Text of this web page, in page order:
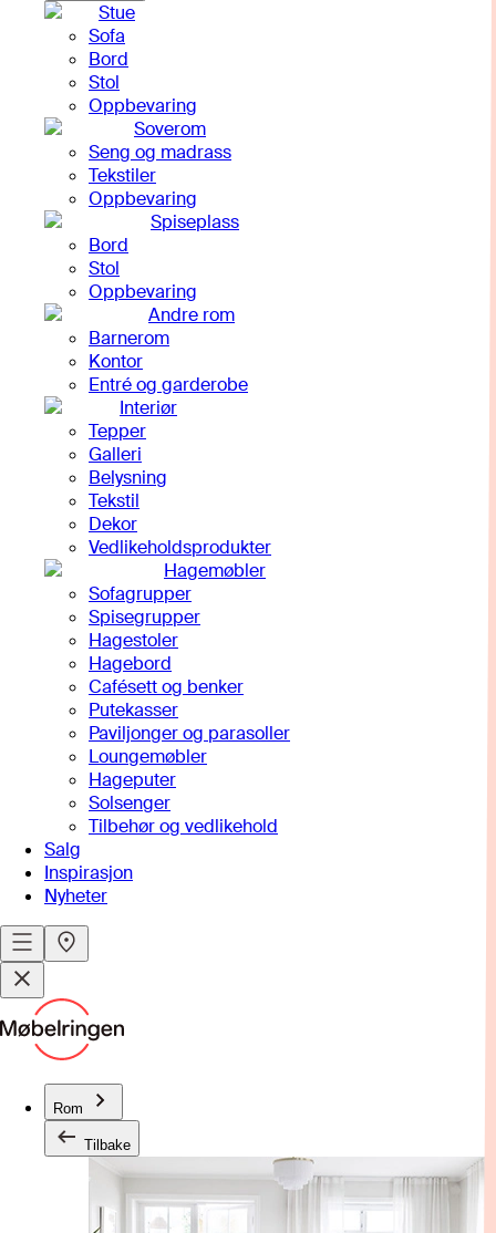
Stue
Sofa
Bord
Stol
Oppbevaring
Soverom
Seng og madrass
Tekstiler
Oppbevaring
Spiseplass
Bord
Stol
Oppbevaring
Andre rom
Barnerom
Kontor
Entré og garderobe
Interiør
Tepper
Galleri
Belysning
Tekstil
Dekor
Vedlikeholdsprodukter
Hagemøbler
Sofagrupper
Spisegrupper
Hagestoler
Hagebord
Cafésett og benker
Putekasser
Paviljonger og parasoller
Loungemøbler
Hageputer
Solsenger
Tilbehør og vedlikehold
Salg
Inspirasjon
Nyheter
Rom
Tilbake